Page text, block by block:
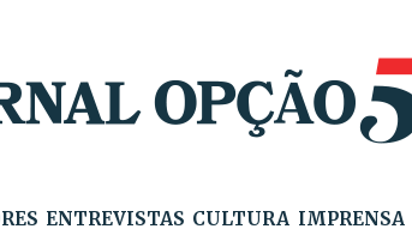
ENTREVISTAS CULTURA IMPRENSA